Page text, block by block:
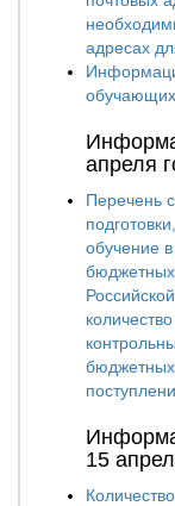
адресах
апреля
Перечень
обучение
бюджетных
15